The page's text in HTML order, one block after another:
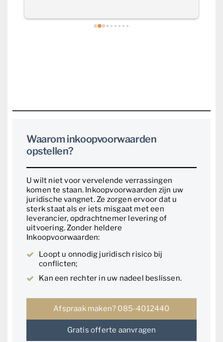
professioneel en betrouwbaar, absoluut een
Waarom inkoopvoorwaarden
opstellen?
U wilt niet voor vervelende verrassingen
komen te staan. Inkoopvoorwaarden zijn uw
juridische vangnet. Ze zorgen ervoor dat u
sterk staat als er iets misgaat met een
leverancier, opdrachtnemer levering of
uitvoering. Zonder heldere
Inkoopvoorwaarden:
Loopt u onnodig juridisch risico bij
conflicten;
Kan een rechter in uw nadeel beslissen.
Afspraak maken? 085-4012440
Gratis offerte aanvragen